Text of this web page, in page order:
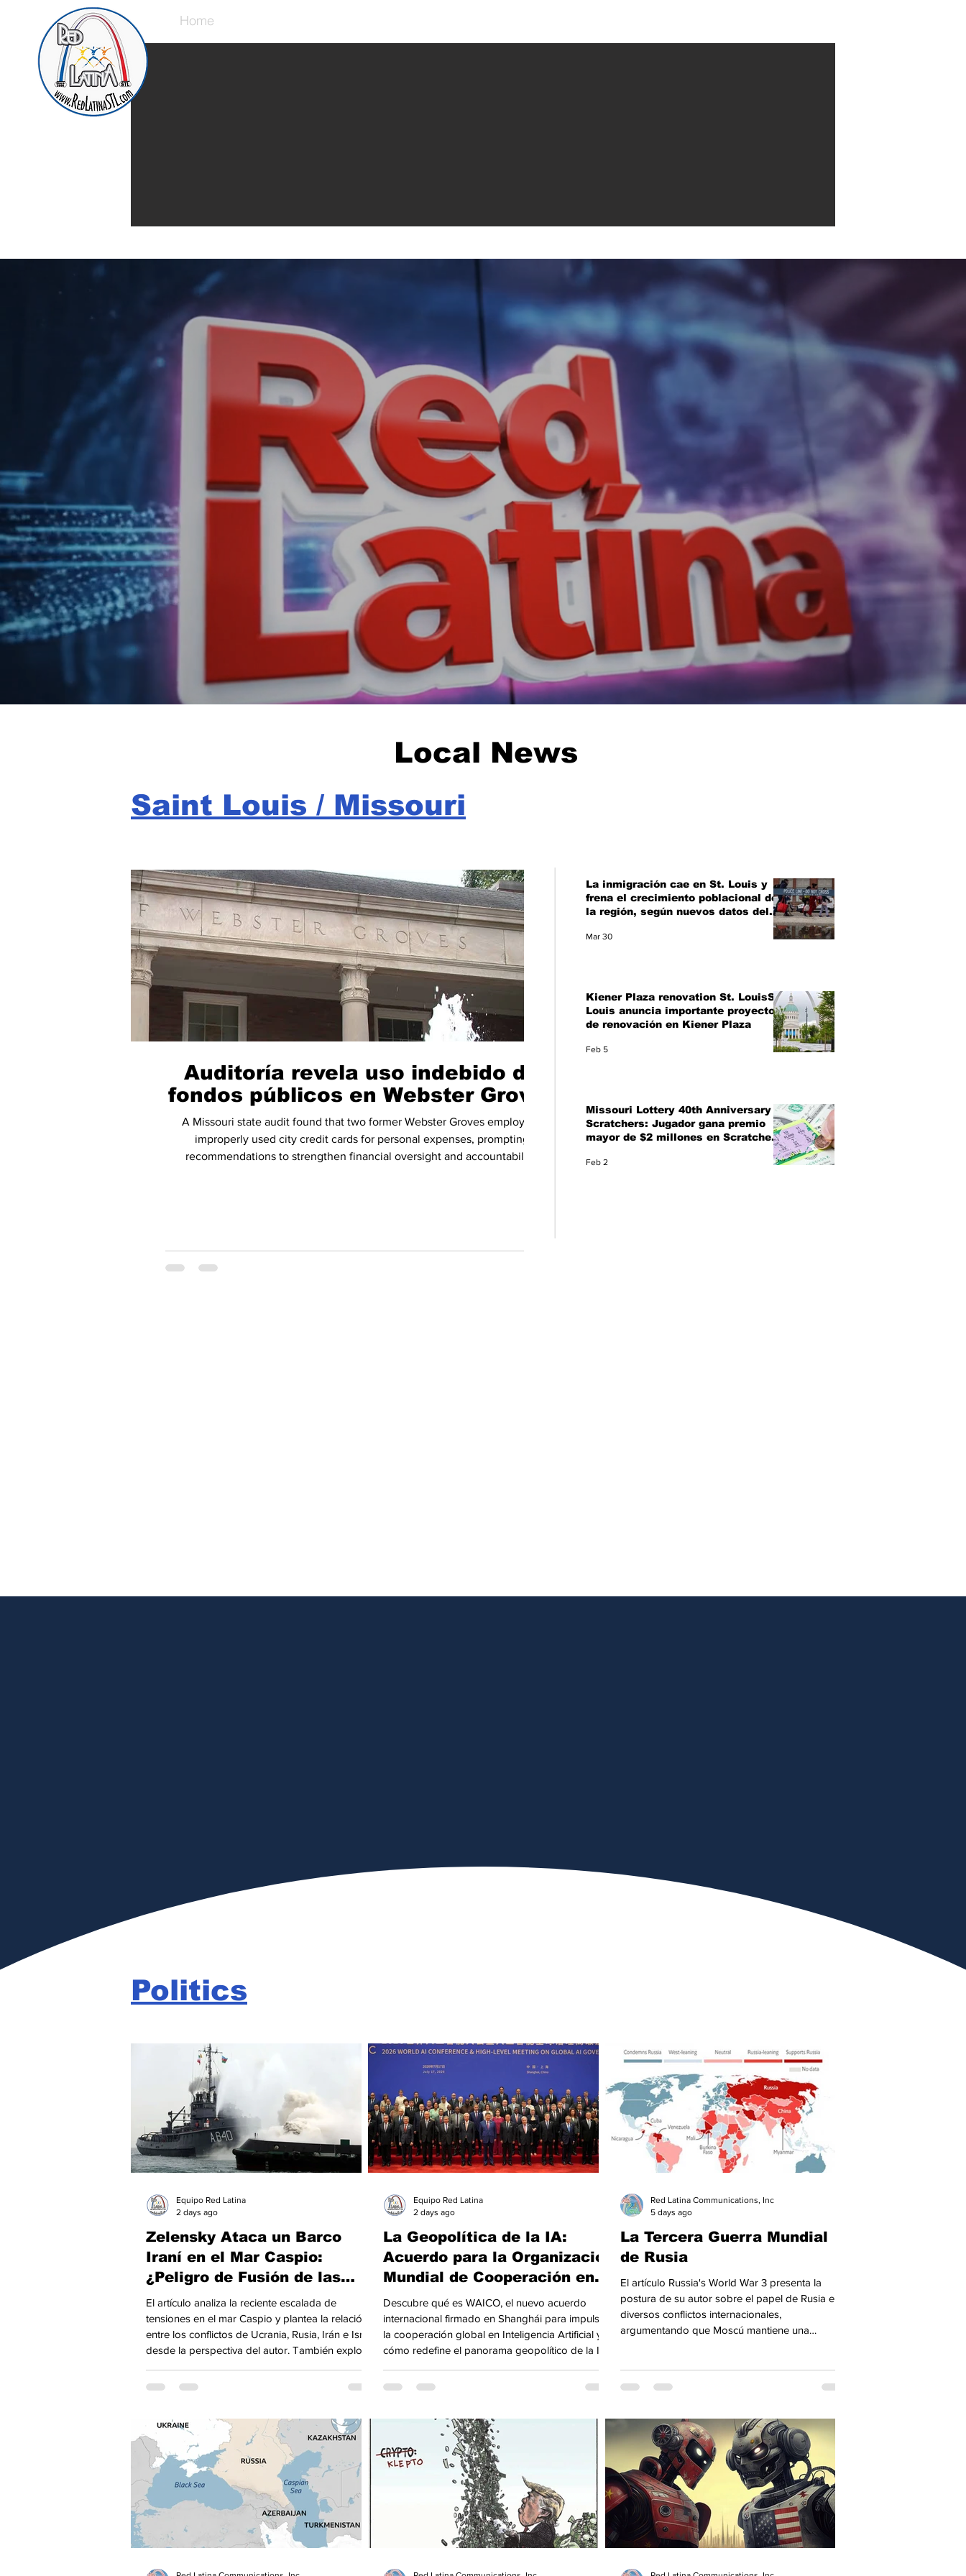
Home
Local News
Saint Louis / Missouri
Auditoría revela uso indebido de
fondos públicos en Webster Groves
A Missouri state audit found that two former Webster Groves employees
improperly used city credit cards for personal expenses, prompting
recommendations to strengthen financial oversight and accountability.
La inmigración cae en St. Louis y
frena el crecimiento poblacional de
la región, según nuevos datos del
Mar 30
Kiener Plaza renovation St. LouisSt.
Louis anuncia importante proyecto
de renovación en Kiener Plaza
Feb 5
Missouri Lottery 40th Anniversary
Scratchers: Jugador gana premio
mayor de $2 millones en Scratchers
del 40.º Aniversario de la Lotería de
Missouri
Feb 2
Politics
Zelensky Ataca un Barco
Iraní en el Mar Caspio:
¿Peligro de Fusión de las
Guerras de Ucrania VS Rusia
y de EU/Israel VS Irán?
El artículo analiza la reciente escalada de
tensiones en el mar Caspio y plantea la relación
entre los conflictos de Ucrania, Rusia, Irán e Israel
desde la perspectiva del autor. También explora
Central y las rutas comerciales internacionales.
Equipo Red Latina
2 days ago
La Geopolítica de la IA:
Acuerdo para la Organización
Mundial de Cooperación en
IA (WAICO) en Shanghái
Descubre qué es WAICO, el nuevo acuerdo
internacional firmado en Shanghái para impulsar
la cooperación global en Inteligencia Artificial y
cómo redefine el panorama geopolítico de la IA.
Equipo Red Latina
2 days ago
La Tercera Guerra Mundial
de Rusia
El artículo Russia's World War 3 presenta la
postura de su autor sobre el papel de Rusia en
diversos conflictos internacionales,
argumentando que Moscú mantiene una
Red Latina Communications, Inc
5 days ago